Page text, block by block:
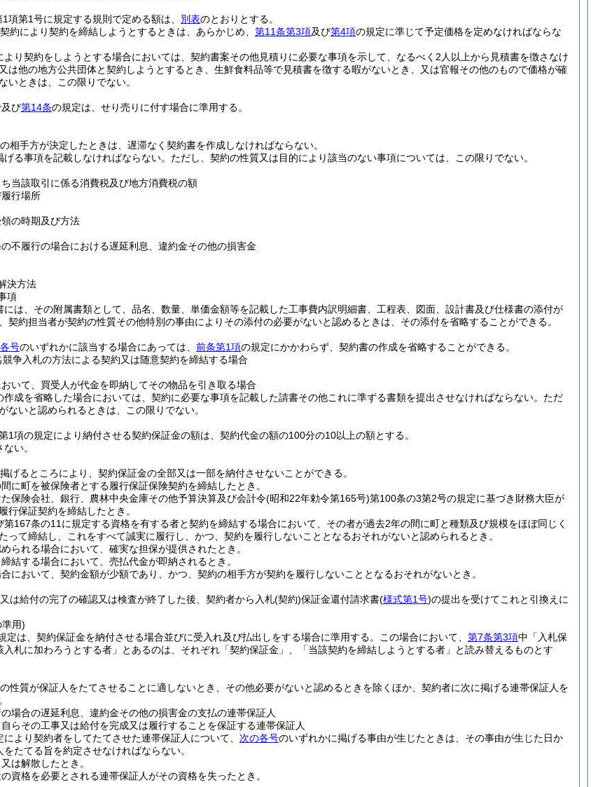
項第1号に規定する規則で定める額は、 別表のとおりとする。
約により契約を締結しようとするときは、あらかじめ、 第11条第3項及び第4項の規定に準じて予定価格を定めなければならな
り契約をしようとする場合においては、契約書案その他見積りに必要な事項を示して、なるべく2人以上から見積書を徴さなけ
は他の地方公共団体と契約しようとするとき、生鮮食料品等で見積書を徴する暇がないとき、又は官報その他のもので価格が確
いときは、この限りでない。
及び第14条の規定は、せり売りに付す場合に準用する。
相手方が決定したときは、遅滞なく契約書を作成しなければならない。
る事項を記載しなければならない。 ただし、契約の性質又は目的により該当のない事項については、この限りでない。
当該取引に係る消費税及び地方消費税の額
行場所
の時期及び方法
不履行の場合における遅延利息、違約金その他の損害金
決方法
項
には、その附属書類として、品名、数量、単価金額等を記載した工事費内訳明細書、工程表、図面、設計書及び仕様書の添付が
契約担当者が契約の性質その他特別の事由によりその添付の必要がないと認めるときは、その添付を省略することができる。
号のいずれかに該当する場合にあっては、 前条第1項の規定にかかわらず、契約書の作成を省略することができる。
争入札の方法による契約又は随意契約を締結する場合
いて、買受人が代金を即納してその物品を引き取る場合
成を省略した場合においては、契約に必要な事項を記載した請書その他これに準ずる書類を提出させなければならない。 ただ
ないと認められるときは、この限りでない。
1項の規定により納付させる契約保証金の額は、契約代金の額の100分の10以上の額とする。
い。
げるところにより、契約保証金の全部又は一部を納付させないことができる。
に町を被保険者とする履行保証保険契約を締結したとき。
保険会社、銀行、農林中央金庫その他予算決算及び会計令(昭和22年勅令第165号)第100条の3第2号の規定に基づき財務大臣が
行保証契約を締結したとき。
167条の11に規定する資格を有する者と契約を締結する場合において、その者が過去2年の間に町と種類及び規模をほぼ同じく
って締結し、これをすべて誠実に履行し、かつ、契約を履行しないこととなるおそれがないと認められるとき。
られる場合において、確実な担保が提供されたとき。
結する場合において、売払代金が即納されるとき。
において、契約金額が少額であり、かつ、契約の相手方が契約を履行しないこととなるおそれがないとき。
は給付の完了の確認又は検査が終了した後、契約者から入札(契約)保証金還付請求書(様式第1号)の提出を受けてこれと引換えに
用)
定は、契約保証金を納付させる場合並びに受入れ及び払出しをする場合に準用する。 この場合において、 第7条第3項中「入札保
入札に加わろうとする者」とあるのは、それぞれ「契約保証金」、「当該契約を締結しようとする者」と読み替えるものとす
性質が保証人をたてさせることに適しないとき、その他必要がないと認めるときを除くほか、契約者に次に掲げる連帯保証人を
場合の遅延利息、違約金その他の損害金の支払の連帯保証人
らその工事又は給付を完成又は履行することを保証する連帯保証人
により契約者をしてたてさせた連帯保証人について、 次の各号のいずれかに掲げる事由が生じたときは、その事由が生じた日か
たてる旨を約定させなければならない。
は解散したとき。
資格を必要とされる連帯保証人がその資格を失ったとき。